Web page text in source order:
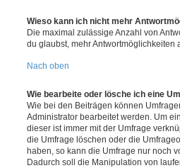
Wieso kann ich nicht mehr
Die maximal zulässige Anzahl von
du glaubst, mehr Antwortmöglichkeiten
Nach oben
Wie bearbeite oder lösche ich eine
Wie bei den Beiträgen können
Administrator bearbeitet werden. Um
dieser ist immer mit der Umfrage
die Umfrage löschen oder die
haben, so kann die Umfrage nur noch
Dadurch soll die Manipulation von